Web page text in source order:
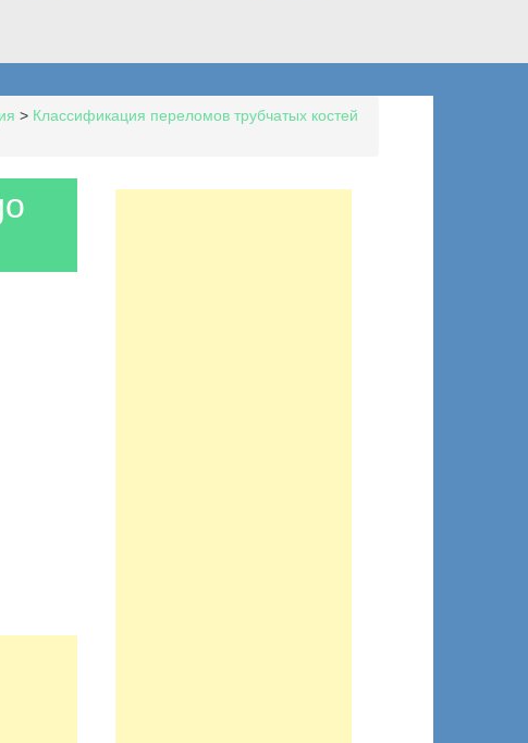
> Классификация переломов трубчатых костей